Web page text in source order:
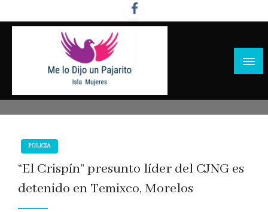
al
POLICIA
“El Crispín” presunto líder del CJNG es
detenido en Temixco, Morelos